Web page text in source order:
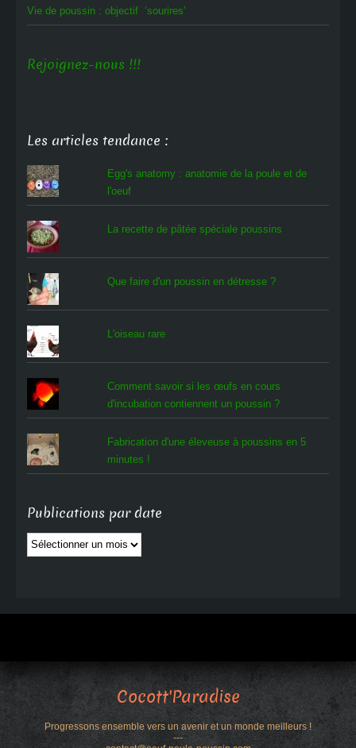
Vie de poussin : objectif ‘sourires’
Rejoignez-nous !!!
Les articles tendance :
Egg's anatomy : anatomie de la poule et de
l'oeuf
La recette de pâtée spéciale poussins
Que faire d'un poussin en détresse ?
L'oiseau rare
Comment savoir si les œufs en cours
d'incubation contiennent un poussin ?
Fabrication d'une éleveuse à poussins en 5
minutes !
Publications par date
Publications
par
Cocott'Paradise
Progressons ensemble vers un avenir et un monde meilleurs !
---